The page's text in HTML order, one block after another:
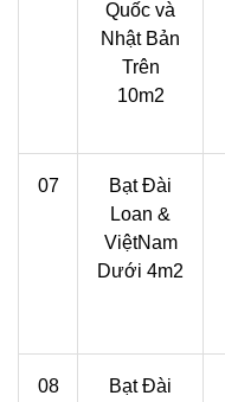
Quốc và
Nhật Bản
Trên
10m2
07
Bạt Đài
Loan &
ViệtNam
Dưới 4m2
08
Bạt Đài